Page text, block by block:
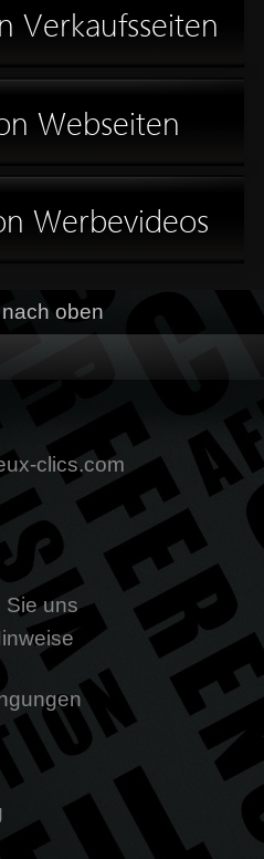
Verkaufsseiten
Webseiten
Werbevideos
oben
clics.com
Sie uns